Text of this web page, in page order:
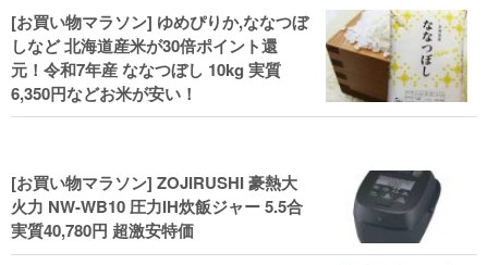
[お買い物マラソン] ゆめぴりか,ななつぼ
しなど 北海道産米が30倍ポイント還
元！令和7年産 ななつぼし 10kg 実質
6,350円などお米が安い！
[お買い物マラソン] ZOJIRUSHI 豪熱大
火力 NW-WB10 圧力IH炊飯ジャー 5.5合
実質40,780円 超激安特価